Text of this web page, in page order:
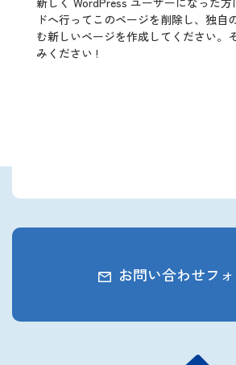
ドへ行ってこのページを削除し、独自
む新しいページを作成してください。
みください !
お問い合わせフ